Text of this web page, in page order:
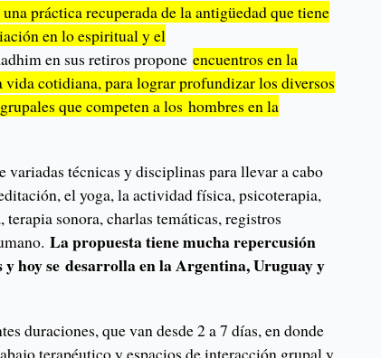
práctica recuperada de la antigüedad que tiene
en lo espiritual y el
en sus retiros proponeencuentros en la
vida cotidiana, para lograr profundizar los diversos
que competen a los hombres en la
variadas técnicas y disciplinas para llevar a cabo
el yoga, la actividad física, psicoterapia,
terapia sonora, charlas temáticas, registros
La propuesta tiene mucha repercusión
y hoy se desarrolla en la Argentina, Uruguay y
duraciones, que van desde 2 a 7 días, en donde
terapéutico y espacios de interacción grupal y